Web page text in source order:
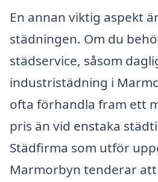
En annan viktig aspekt
städningen. Om du
städservice, såsom
industristädning i
ofta förhandla fram ett
pris än vid enstaka
Städfirma som utför
Marmorbyn tenderar